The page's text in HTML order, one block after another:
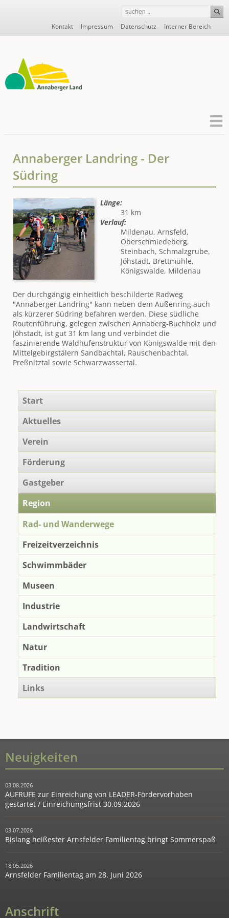
Navigation
überspringen
Kontakt Impressum Datenschutz Interner Bereich
Annaberger Landring - Der
Südring
Länge:
31 km
Verlauf:
Mildenau, Arnsfeld,
Oberschmiedeberg,
Steinbach, Schmalzgrube,
Jöhstadt, Brettmühle,
Königswalde, Mildenau
Der durchgängig einheitlich beschilderte Radweg
"Annaberger Landring" kann neben dem Außenring auch
als kürzerer Südring befahren werden. Diese südliche
Routenführung, gelegen zwischen Annaberg-Buchholz und
Jöhstadt, ist gut 31 km lang und verbindet die
faszinierende Waldhufenstruktur von Königswalde mit den
Mittelgebirgstälern Sandbachtal, Rauschenbachtal,
Preßnitztal sowie Schwarzwassertal.
überspringen
Start
Aktuelles
Verein
Förderung
Gastgeber
Region
Rad- und Wanderwege
Freizeitverzeichnis
Schwimmbäder
Museen
Industrie
Landwirtschaft
Natur
Tradition
Links
Neuigkeiten
03.08.2026
AUFRUFE zur Einreichung von LEADER-Fördervorhaben
gestartet / Einreichungsfrist 30.09.2026
03.07.2026
Bislang heißester Arnsfelder Familientag bringt Sommerspaß
18.05.2026
Arnsfelder Familientag am 28. Juni 2026
Anschrift